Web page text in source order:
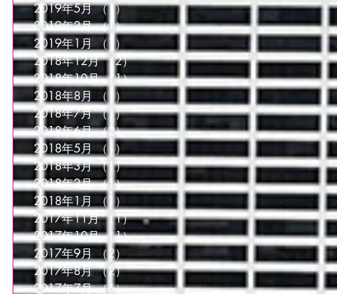
2019年5月 （1）1件の記事
2019年2月 （1）1件の記事
2019年1月 （1）1件の記事
2018年12月 （2）2件の記事
2018年10月 （1）1件の記事
2018年8月
（1）1件の記事
2018年7月 （1）1件の記事
2018年6月 （2）2件の記事
2018年5月 （1）1件の記事
2018年3月 （1）1件の記事
2018年2月 （1）1件の記事
2018年1月 （1）1件の記事
2017年11月 （1）1件の記事
2017年10月 （1）1件の記事
2017年9月 （2）2件の記事
2017年8月 （2）2件の記事
2017年7月 （6）6件の記事